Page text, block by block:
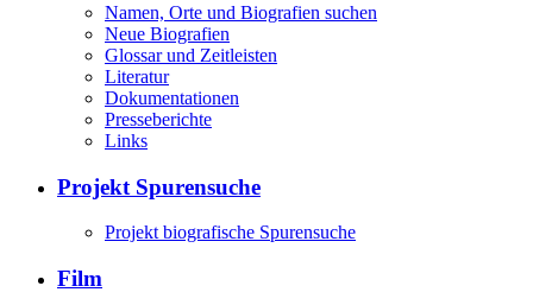
Namen, Orte und Biografien suchen
Neue Biografien
Glossar und Zeitleisten
Literatur
Dokumentationen
Presseberichte
Links
Projekt Spurensuche
Projekt biografische Spurensuche
Film